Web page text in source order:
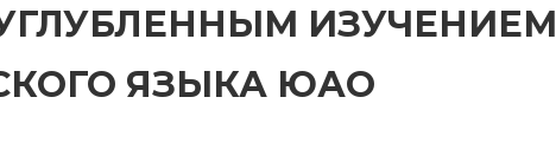
ИЗУЧЕНИЕМ
ЯЗЫКА ЮАО